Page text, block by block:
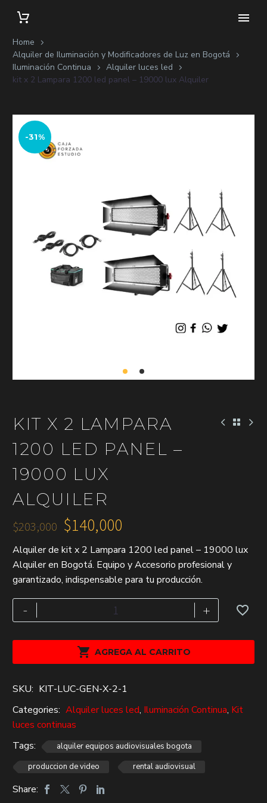
Home
Alquiler de Iluminación y Modificadores de Luz en Bogotá
Iluminación Continua
Alquiler luces led
kit x 2 Lampara 1200 led panel – 19000 lux Alquiler
-31%
KIT X 2 LAMPARA
1200 LED PANEL –
19000 LUX
ALQUILER
$203,000
precio
original
era:
$203,000.
$140,000
precio
actual
es:
$140,000.
Alquiler de kit x 2 Lampara 1200 led panel – 19000 lux
Alquiler en Bogotá. Equipo y Accesorio profesional y
garantizado, indispensable para tu producción.
-
x
1200
panel
-
19000
lux
Alquiler
cantidad
+
 AGREGA AL CARRITO
SKU: KIT-LUC-GEN-X-2-1
Categories: Alquiler luces led, Iluminación Continua, Kit
luces continuas
Tags:
alquiler equipos audiovisuales bogota
produccion de video
rental audiovisual
Share: